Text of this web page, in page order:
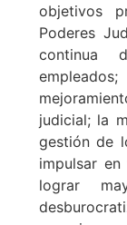
objetivos
Poderes
continua
judicial; la
gestión de
impulsar
lograr